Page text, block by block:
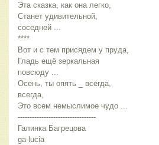
Эта сказка, как она легко,
Станет удивительной,
соседней ...
****
Вот и с тем присядем у пруда,
Гладь ещё зеркальная
повсюду ...
Осень, ты опять _ всегда,
всегда,
Это всем немыслимое чудо ...
---------------------------------
Галинка Багрецова
ga-lucia